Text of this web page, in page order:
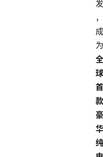
发
，
成
为
全
球
首
款
豪
华
纯